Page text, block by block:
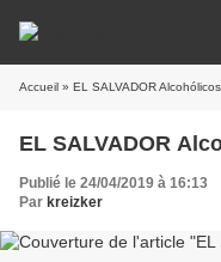
Accueil » EL SALVADOR
EL SALVADOR
Publié le 24/04/2019 à 16:13
Par kreizker